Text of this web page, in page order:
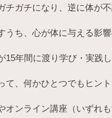
チガチになり、逆に体が
うち、心が体に与える影
15年間に渡り学び・実践
て、何かひとつでもヒン
オンライン講座（いずれ